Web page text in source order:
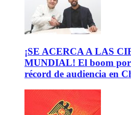
¡SE ACERCA A LAS
MUNDIAL! El boom por
récord de audiencia en